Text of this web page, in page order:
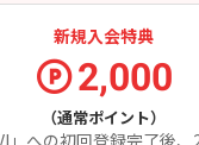
新規入会特典
2,000
（通常ポイント）